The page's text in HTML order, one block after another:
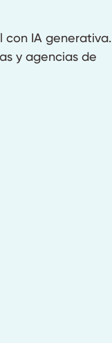
con IA generativa.
y agencias de